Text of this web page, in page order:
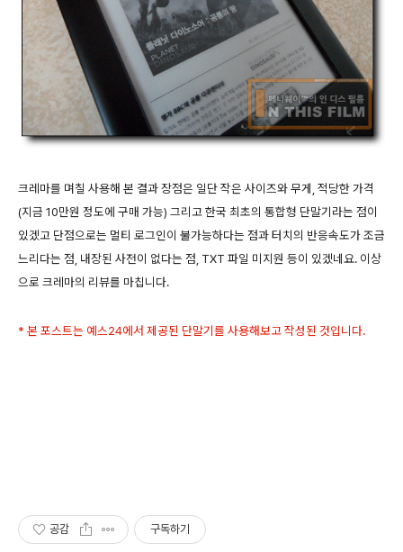
크레마를 며칠 사용해 본 결과 장점은 일단 작은 사이즈와 무게, 적당한 가격
(지금 10만원 정도에 구매 가능) 그리고 한국 최초의 통합형 단말기라는 점이
있겠고 단점으로는 멀티 로그인이 불가능하다는 점과 터치의 반응속도가 조금
느리다는 점, 내장된 사전이 없다는 점, TXT 파일 미지원 등이 있겠네요. 이상
으로 크레마의 리뷰를 마칩니다.
* 본 포스트는 예스24에서 제공된 단말기를 사용해보고 작성된 것입니다.
공감 구독하기